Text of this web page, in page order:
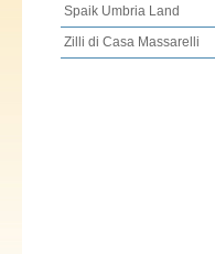
Spaik Umbria Land
Zilli di Casa Massarelli